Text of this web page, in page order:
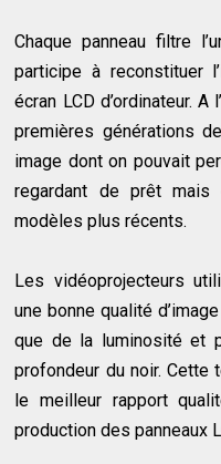
Chaque panneau filtre
participe à reconstituer
écran LCD d’ordinateur.
premières générations
image dont on pouvait
regardant de prêt
modèles plus récents.
Les vidéoprojecteurs
une bonne qualité
que de la luminosité et
profondeur du noir. Cette
le meilleur rapport
production des panneaux